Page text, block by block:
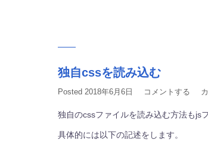
独自cssを読み込む
Posted 2018年6月6日 コメントする
独自のcssファイルを読み込む方法もjs
具体的には以下の記述をします。